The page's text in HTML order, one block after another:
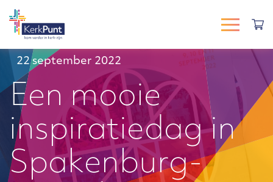
22 september 2022
Een mooie
inspiratiedag in
Spakenburg-